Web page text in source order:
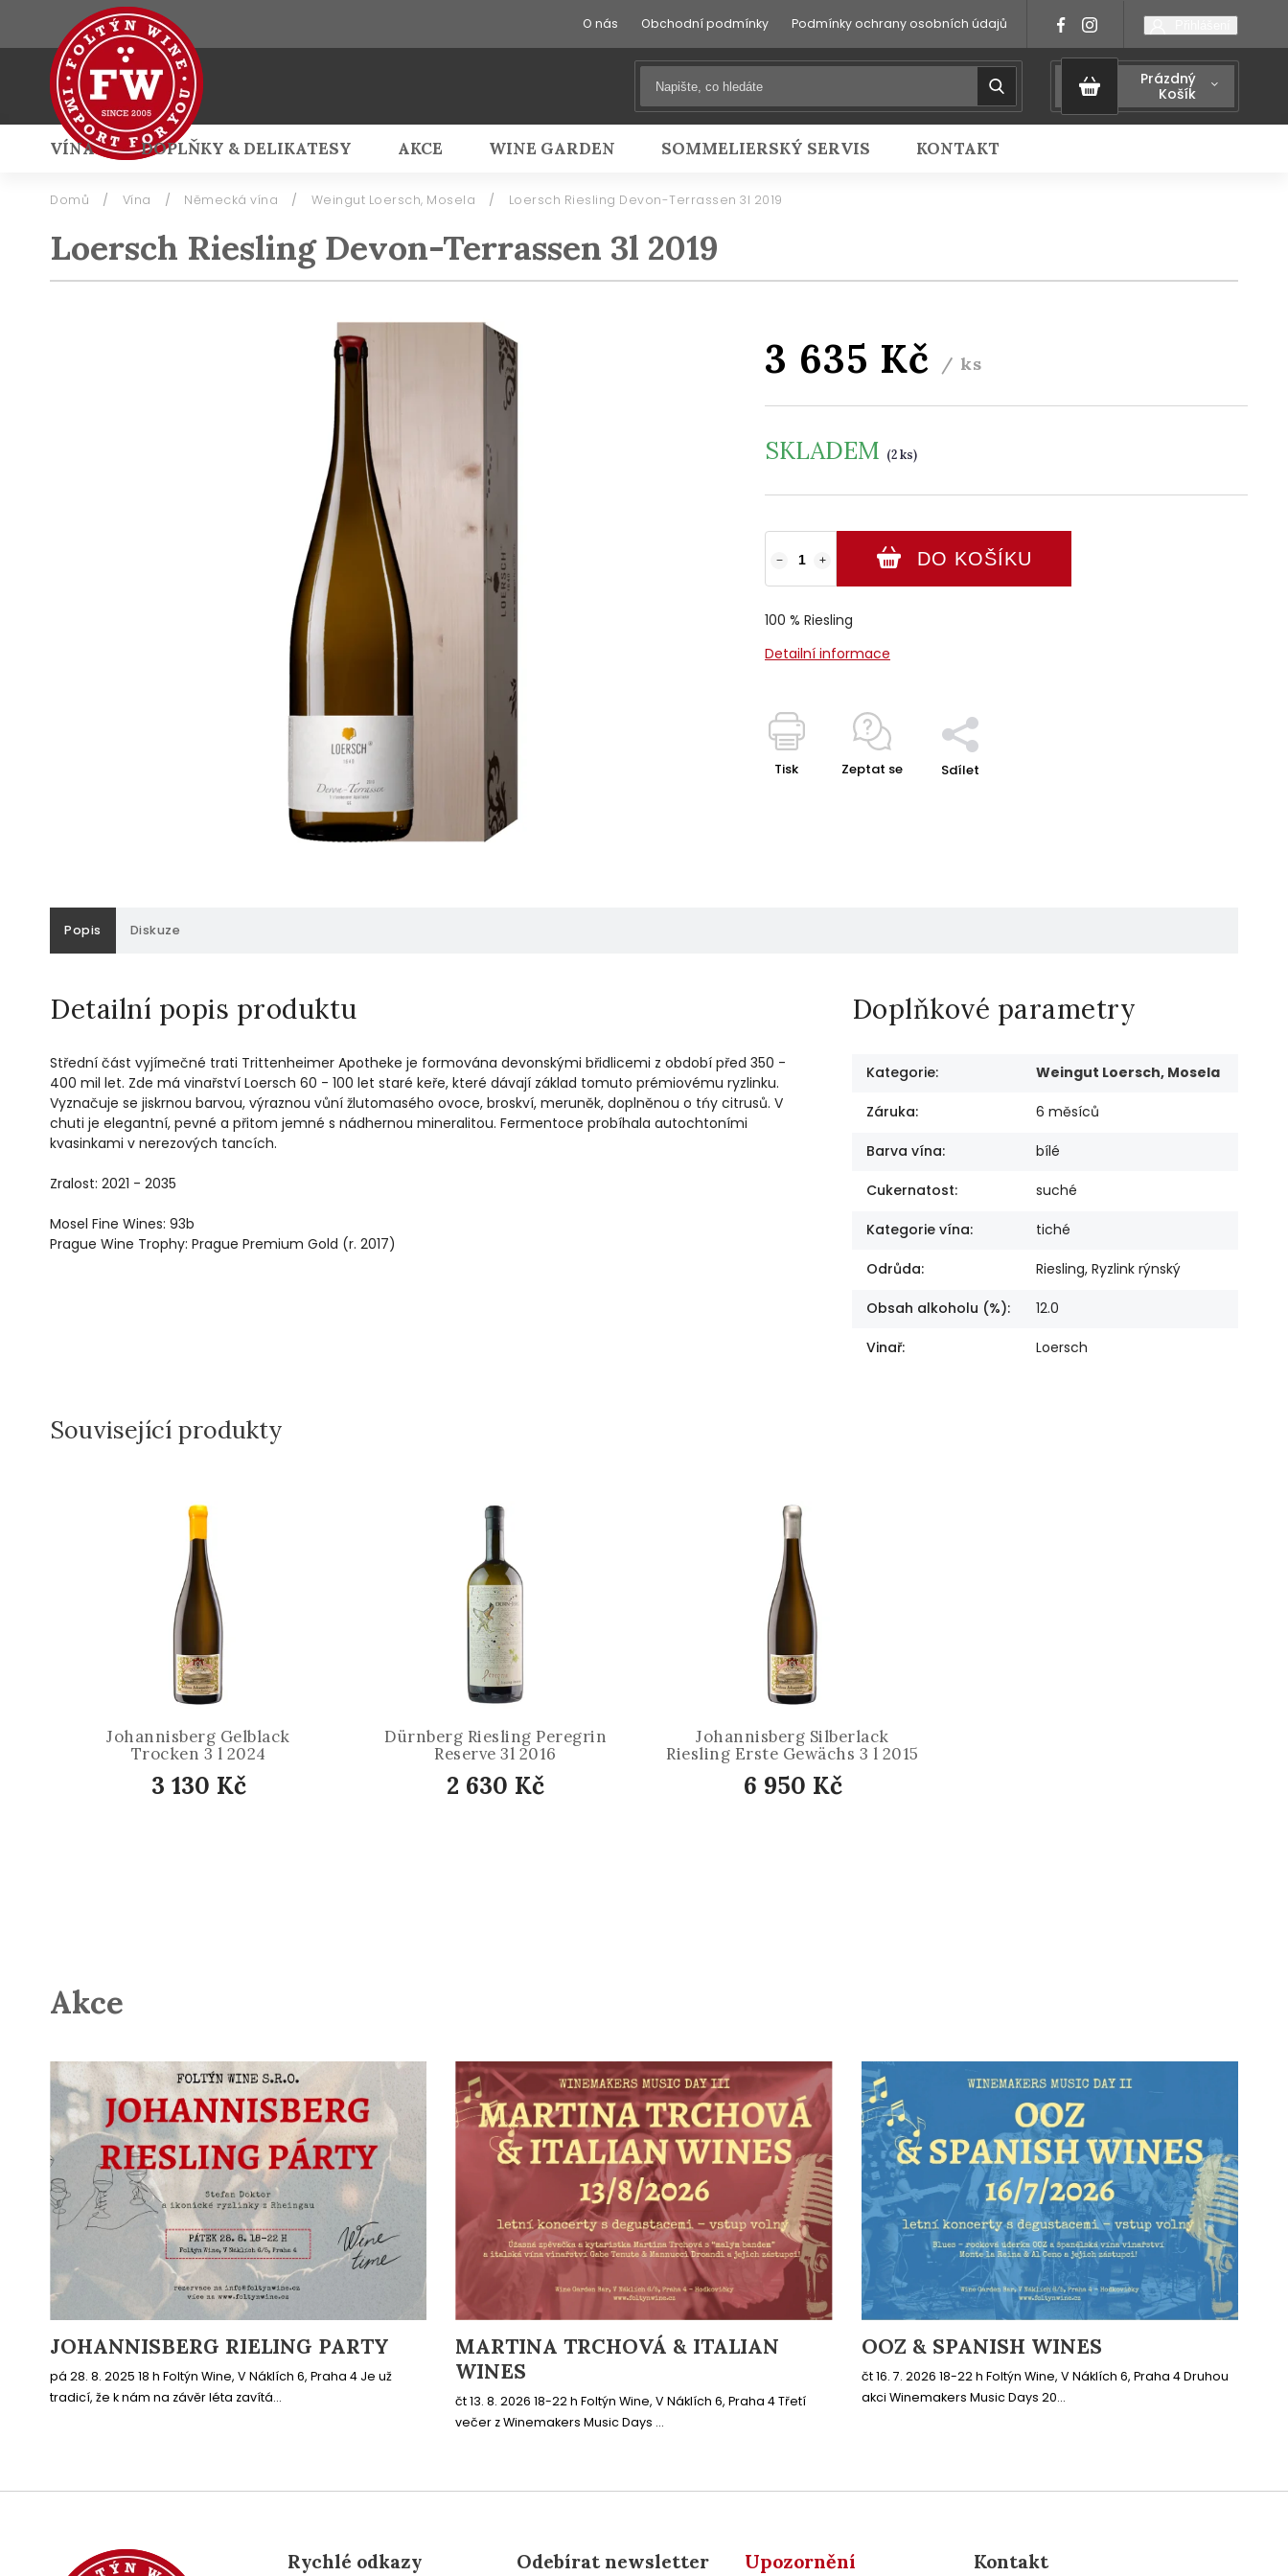
O nás Obchodní podmínky Podmínky ochrany osobních údajů
Prázdný
Košík
VÍNA DOPLŇKY & DELIKATESY AKCE WINE GARDEN SOMMELIERSKÝ SERVIS KONTAKT
Přihlášení
Domů / Vína / Německá vína / Weingut Loersch, Mosela / Loersch Riesling Devon-Terrassen 3l 2019
Loersch Riesling Devon-Terrassen 3l 2019
3 635 Kč / ks
SKLADEM (2 ks)
+
− DO KOŠÍKU
100 % Riesling
Detailní informace
Tisk Zeptat se Sdílet
Popis Diskuze
Detailní popis produktu
Střední část vyjímečné trati Trittenheimer Apotheke je formována devonskými břidlicemi z období před 350 -
400 mil let. Zde má vinařství Loersch 60 - 100 let staré keře, které dávají základ tomuto prémiovému ryzlinku.
Vyznačuje se jiskrnou barvou, výraznou vůní žlutomasého ovoce, broskví, meruněk, doplněnou o tńy citrusů. V
chuti je elegantní, pevné a přitom jemné s nádhernou mineralitou. Fermentoce probíhala autochtoními
kvasinkami v nerezových tancích.
Zralost: 2021 - 2035
Mosel Fine Wines: 93b
Prague Wine Trophy: Prague Premium Gold (r. 2017)
Doplňkové parametry
Kategorie: Weingut Loersch, Mosela
Záruka: 6 měsíců
Barva vína: bílé
Cukernatost: suché
Kategorie vína: tiché
Odrůda: Riesling, Ryzlink rýnský
Obsah alkoholu (%): 12.0
Vinař: Loersch
Související produkty
Johannisberg Gelblack
Trocken 3 l 2024
3 130 Kč
Dürnberg Riesling Peregrin
Reserve 3l 2016
2 630 Kč
Johannisberg Silberlack
Riesling Erste Gewächs 3 l 2015
6 950 Kč
Akce
JOHANNISBERG RIELING PARTY
pá 28. 8. 2025 18 h Foltýn Wine, V Náklích 6, Praha 4 Je už
tradicí, že k nám na závěr léta zavítá...
MARTINA TRCHOVÁ & ITALIAN
WINES
čt 13. 8. 2026 18-22 h Foltýn Wine, V Náklích 6, Praha 4 Třetí
večer z Winemakers Music Days ...
OOZ & SPANISH WINES
čt 16. 7. 2026 18-22 h Foltýn Wine, V Náklích 6, Praha 4 Druhou
akci Winemakers Music Days 20...
Rychlé odkazy Odebírat newsletter Upozornění Kontakt